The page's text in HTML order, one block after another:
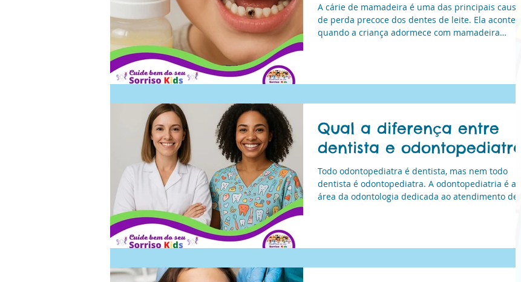
A cárie de mamadeira é uma das principais causas
de perda precoce dos dentes de leite. Ela acontece
quando a criança adormece com mamadeira
prejudicar a dentição permanente. No Cuide Bem
para proteger a saúde bucal dos pequenos.
Qual a diferença entre
dentista e odontopediatra?
Todo odontopediatra é dentista, mas nem todo
dentista é odontopediatra. A odontopediatria é a
área da odontologia dedicada ao atendimento de
mais confortável e positiva.